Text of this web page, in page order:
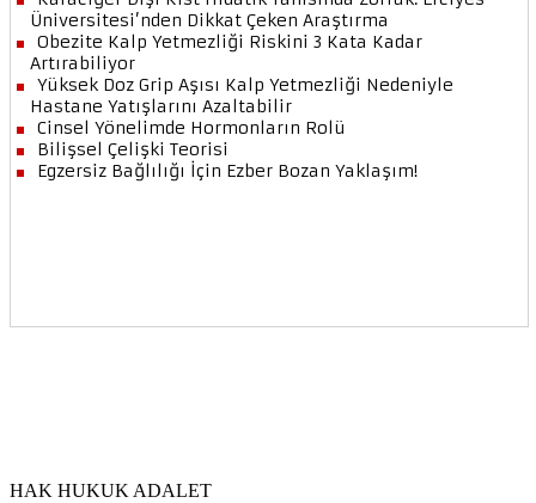
HAK HUKUK ADALET